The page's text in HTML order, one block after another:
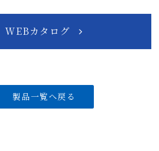
WEBカタログ
製品一覧へ戻る